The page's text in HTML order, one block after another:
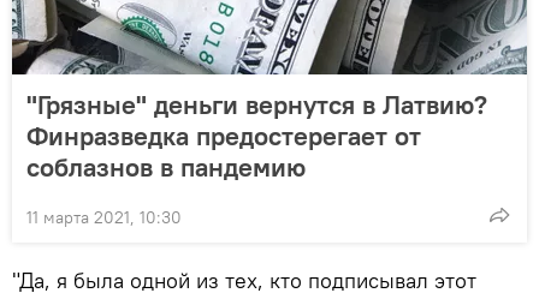
"Грязные" деньги вернутся в Латвию?
Финразведка предостерегает от
соблазнов в пандемию
11 марта 2021, 10:30
"Да, я была одной из тех, кто подписывал этот